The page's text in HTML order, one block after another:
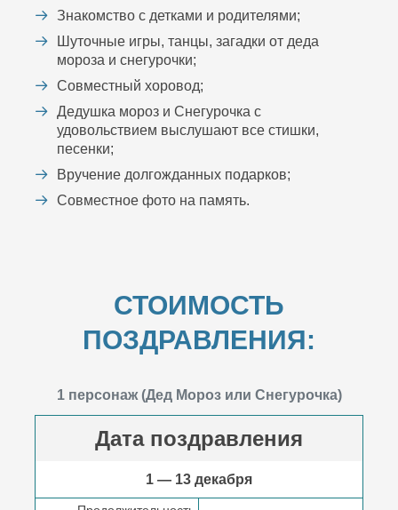
Знакомство с детками и родителями;
Шуточные игры, танцы, загадки от деда
мороза и снегурочки;
Совместный хоровод;
Дедушка мороз и Снегурочка с
удовольствием выслушают все стишки,
песенки;
Вручение долгожданных подарков;
Совместное фото на память.
СТОИМОСТЬ
ПОЗДРАВЛЕНИЯ:
1 персонаж (Дед Мороз или Снегурочка)
Дата поздравления
1 — 13 декабря